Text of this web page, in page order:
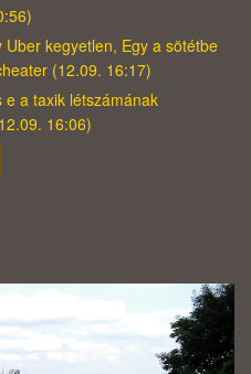
Uber kegyetlen, Egy a sötétbe
(12.09. 16:17)
a taxik létszámának
16:06)